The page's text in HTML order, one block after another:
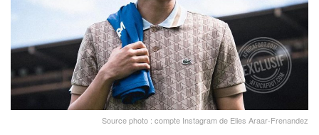
Source photo : compte Instagram de Elies Araar-Frenandez